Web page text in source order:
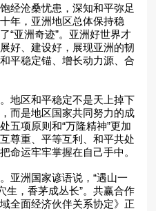
经沧桑忧患，深知和平弥足
年，亚洲地区总体保持稳
“亚洲奇迹”。亚洲好世界才
好、建设好，展现亚洲的韧
平稳定锚、增长动力源、合
地区和平稳定不是天上掉下
而是地区国家共同努力的成
五项原则和“万隆精神”更加
尊重、平等互利、和平共处
命运牢牢掌握在自己手中。
亚洲国家谚语说，“遇山一
生，香茅成丛长”。共赢合作
全面经济伙伴关系协定》正